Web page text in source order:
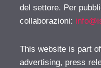
del settore. Per
collaborazioni:
This website is part
advertising, press